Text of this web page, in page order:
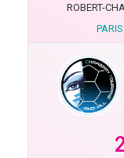
ROBERT-